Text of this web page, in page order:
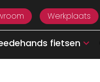
Werkplaats
fietsen